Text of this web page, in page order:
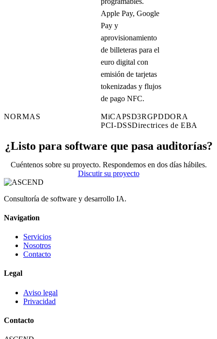
Apple Pay, Google
Pay y
aprovisionamiento
de billeteras para el
euro digital con
emisión de tarjetas
tokenizadas y flujos
de pago NFC.
NORMAS MiCAPSD3RGPDDORA
PCI-DSSDirectrices de EBA
¿Listo para software que pasa auditorías?
Cuéntenos sobre su proyecto. Respondemos en dos días hábiles.
Discutir su proyecto
Consultoría de software y desarrollo IA.
Navigation
Servicios
Nosotros
Contacto
Legal
Aviso legal
Privacidad
Contacto